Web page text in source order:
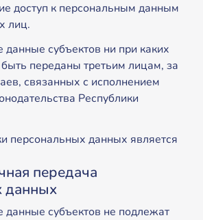
доступ к персональным данным
лиц.
субъектов ни при каких
переданы третьим лицам, за
связанных с исполнением
Республики
персональных данных является
передача
данных
данные субъектов не подлежат